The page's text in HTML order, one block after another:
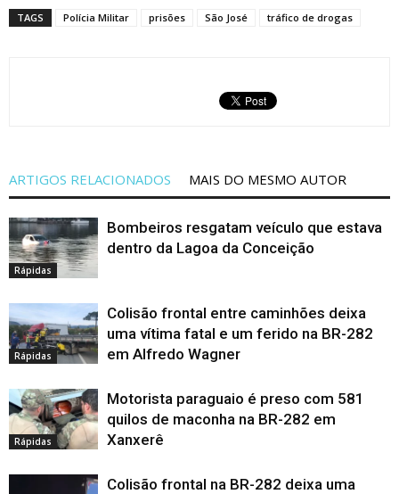
TAGS Polícia Militar prisões São José tráfico de drogas
ARTIGOS RELACIONADOS MAIS DO MESMO AUTOR
Rápidas
Bombeiros resgatam veículo que estava
dentro da Lagoa da Conceição
Rápidas
Colisão frontal entre caminhões deixa
uma vítima fatal e um ferido na BR-282
em Alfredo Wagner
Rápidas
Motorista paraguaio é preso com 581
quilos de maconha na BR-282 em
Xanxerê
Colisão frontal na BR-282 deixa uma